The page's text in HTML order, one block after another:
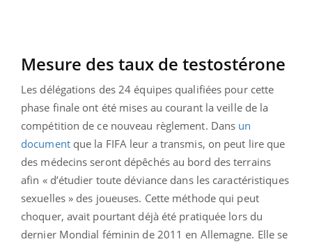
Mesure des taux de testostérone
Les délégations des 24 équipes qualifiées pour cette
phase finale ont été mises au courant la veille de la
compétition de ce nouveau règlement. Dans un
documentque la FIFA leur a transmis, on peut lire que
des médecins seront dépêchés au bord des terrains
afin « d’étudier toute déviance dans les caractéristiques
sexuelles » des joueuses. Cette méthode qui peut
choquer, avait pourtant déjà été pratiquée lors du
dernier Mondial féminin de 2011 en Allemagne. Elle se